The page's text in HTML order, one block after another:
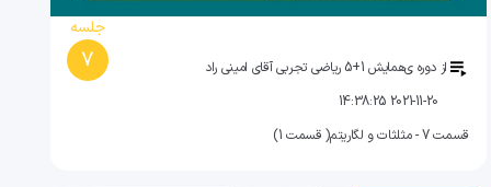
جلسه
7 از دوره یهمایش 1+5 ریاضی تجربی آقای امینی راد
2021-11-20 14:38:25
قسمت 7 - مثلثات و لگاریتم( قسمت 1)